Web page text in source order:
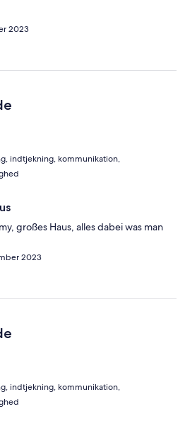
2023
indtjekning, kommunikation,
großes Haus, alles dabei was man
2023
indtjekning, kommunikation,